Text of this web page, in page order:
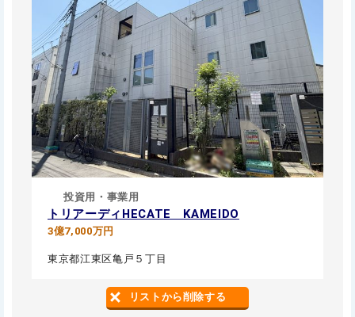
投資用・事業用
トリアーディHECATE KAMEIDO
3億7,000万円
東京都江東区亀戸５丁目
リストから削除する